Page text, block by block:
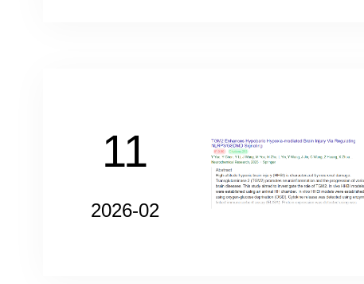
11
2026-02